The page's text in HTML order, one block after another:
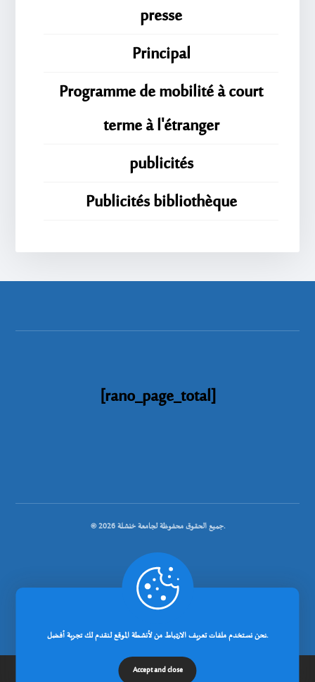
presse
Principal
Programme de mobilité à court
terme à l'étranger
publicités
Publicités bibliothèque
[rano_page_total]
© جميع الحقوق محفوظة لجامعة خنشلة 2026.
.
نحن نستخدم ملفات تعريف الارتباط من لأنشطة الموقع لنقدم لك تجربة أفضل.
Accept and close